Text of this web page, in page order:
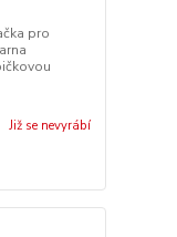
pro
Již se nevyrábí